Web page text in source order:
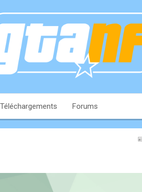
Téléchargements Forums